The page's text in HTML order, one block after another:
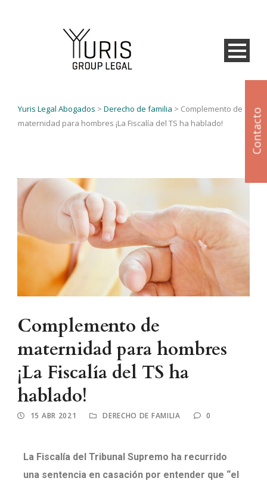
Yuris Legal Abogados > Derecho de familia > Complemento de
maternidad para hombres ¡La Fiscalía del TS ha hablado!
Complemento de
maternidad para hombres
¡La Fiscalía del TS ha
hablado!
15 ABR 2021 DERECHO DE FAMILIA 0
La Fiscalía del Tribunal Supremo ha recurrido
una sentencia en casación por entender que “el
Contacto